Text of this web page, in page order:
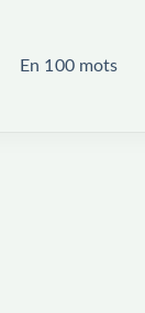
En 100 mots